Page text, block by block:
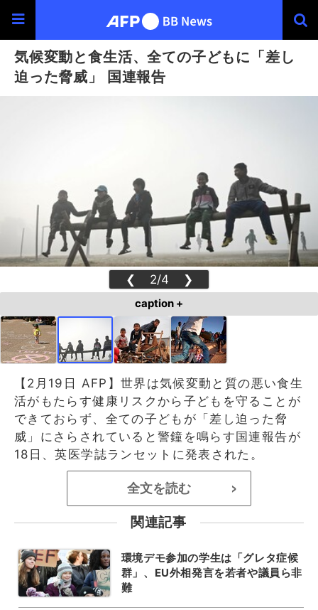
気候変動と食生活、全ての子どもに「差し
迫った脅威」 国連報告
❮ 2/4 ❯
caption +
【2月19日 AFP】世界は気候変動と質の悪い食生
活がもたらす健康リスクから子どもを守ることが
できておらず、全ての子どもが「差し迫った脅
威」にさらされていると警鐘を鳴らす国連報告が
18日、英医学誌ランセットに発表された。
全文を読む >
関連記事
環境デモ参加の学生は「グレタ症候
群」、EU外相発言を若者や議員ら非
難